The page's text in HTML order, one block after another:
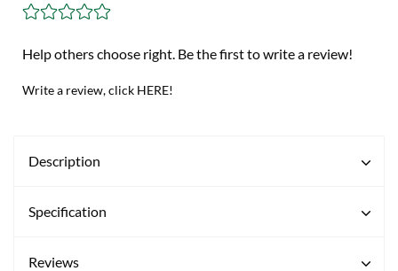
Help others choose right. Be the first to write a review!
Write a review, click HERE!
Description
Specification
Reviews